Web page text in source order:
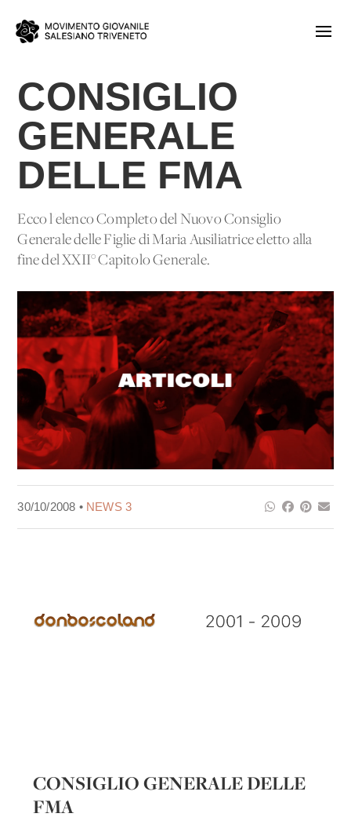
CONSIGLIO
GENERALE
DELLE FMA
Ecco l'elenco Completo del Nuovo Consiglio
Generale delle Figlie di Maria Ausiliatrice eletto alla
fine del XXII° Capitolo Generale.
30/10/2008 • NEWS 3
CONSIGLIO GENERALE DELLE
FMA